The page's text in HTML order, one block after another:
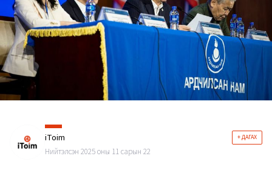
iToim + ДАГАХ
Нийтэлсэн 2025 оны 11 сарын 22